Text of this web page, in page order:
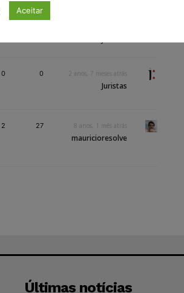
0 0 2 anos, 7 meses atrás
Juristas
2 27 8 anos, 1 mês atrás
mauricioresolve
Últimas notícias
Aceitar